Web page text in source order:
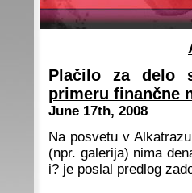
Plačilo za delo
primeru finančne
June 17th, 2008
Na posvetu v
(npr. galerija) nima
i? je poslal predlog